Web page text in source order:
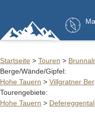
Startseite > Touren >
Berge/Wände/Gipfel:
Hohe Tauern > Villgratner
Tourengebiete:
Hohe Tauern > Defereggental